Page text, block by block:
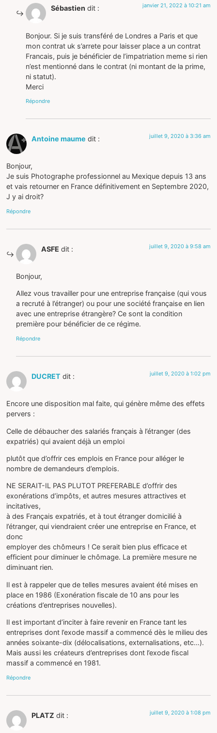
Sébastien dit : janvier 21, 2022 à 10:21 am
Bonjour. Si je suis transféré de Londres a Paris et que
mon contrat uk s’arrete pour laisser place a un contrat
Francais, puis je bénéficier de l’impatriation meme si rien
n’est mentionné dans le contrat (ni montant de la prime,
ni statut).
Merci
Répondre
Antoine maume dit : juillet 9, 2020 à 3:36 am
Bonjour,
Je suis Photographe professionnel au Mexique depuis 13 ans
et vais retourner en France définitivement en Septembre 2020,
J y ai droit?
Répondre
ASFE dit : juillet 9, 2020 à 9:58 am
Bonjour,
Allez vous travailler pour une entreprise française (qui vous
a recruté à l’étranger) ou pour une société française en lien
avec une entreprise étrangère? Ce sont la condition
première pour bénéficier de ce régime.
Répondre
DUCRET dit : juillet 9, 2020 à 1:02 pm
Encore une disposition mal faite, qui génère même des effets
pervers :
Celle de débaucher des salariés français à l’étranger (des
expatriés) qui avaient déjà un emploi
plutôt que d’offrir ces emplois en France pour alléger le
nombre de demandeurs d’emplois.
NE SERAIT-IL PAS PLUTOT PREFERABLE d’offrir des
exonérations d’impôts, et autres mesures attractives et
incitatives,
à des Français expatriés, et à tout étranger domicilié à
l’étranger, qui viendraient créer une entreprise en France, et
donc
employer des chômeurs ! Ce serait bien plus efficace et
efficient pour diminuer le chômage. La première mesure ne
diminuant rien.
Il est à rappeler que de telles mesures avaient été mises en
place en 1986 (Exonération fiscale de 10 ans pour les
créations d’entreprises nouvelles).
Il est important d’inciter à faire revenir en France tant les
entreprises dont l’exode massif a commencé dès le milieu des
années soixante-dix (délocalisations, externalisations, etc…).
Mais aussi les créateurs d’entreprises dont l’exode fiscal
massif a commencé en 1981.
Répondre
PLATZ dit : juillet 9, 2020 à 1:08 pm